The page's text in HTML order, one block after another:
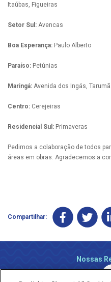
Itaúbas, Figueiras
Setor Sul: Avencas
Boa Esperança: Paulo Alberto
Paraíso: Petúnias
Maringá: Avenida dos Ingás,
Centro: Cerejeiras
Residencial Sul: Primaveras
Pedimos a colaboração de todos
áreas em obras. Agradecemos a
Compartilhar:
Nossas